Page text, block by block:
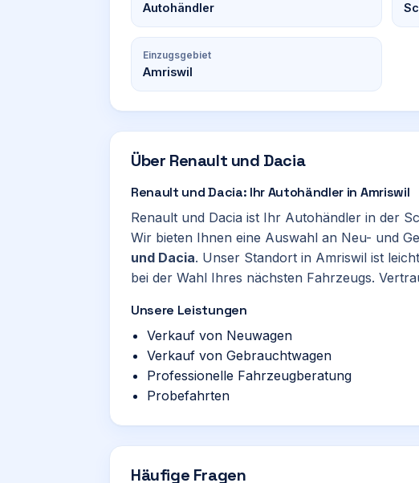
Autohändler
Einzugsgebiet
Amriswil
Über Renault und Dacia
Renault und Dacia: Ihr Autohändler in Amriswil
Renault und Dacia ist Ihr Autohändler in der
Wir bieten Ihnen eine Auswahl an Neu- und
und Dacia. Unser Standort in Amriswil ist
bei der Wahl Ihres nächsten Fahrzeugs.
Unsere Leistungen
Verkauf von Neuwagen
Verkauf von Gebrauchtwagen
Professionelle Fahrzeugberatung
Probefahrten
Häufige Fragen